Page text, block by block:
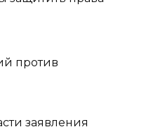
против
заявления